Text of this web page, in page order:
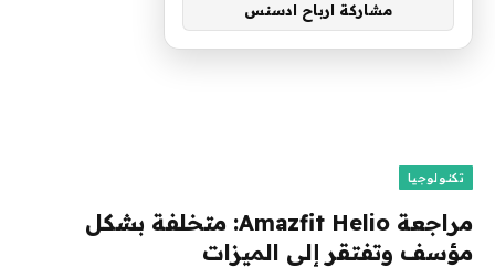
تكنولوجيا
مراجعة Amazfit Helio: متخلفة بشكل
مؤسف وتفتقر إلى الميزات
مشاركة ارباح ادسنس